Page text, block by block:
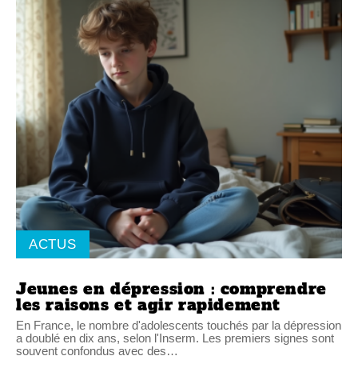
ACTUS
Jeunes en dépression : comprendre
les raisons et agir rapidement
En France, le nombre d'adolescents touchés par la dépression
a doublé en dix ans, selon l'Inserm. Les premiers signes sont
souvent confondus avec des…